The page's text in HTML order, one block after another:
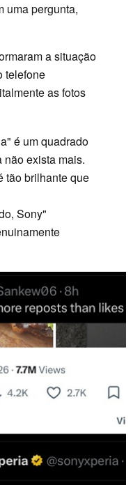
uma pergunta,
a situação
telefone
as fotos
é um quadrado
exista mais.
tão brilhante que
Sony"